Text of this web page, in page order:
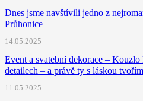
Dnes jsme navštívili jedno z
Průhonice
14.05.2025
Event a svatební dekorace –
detailech – a právě ty s láskou
11.05.2025